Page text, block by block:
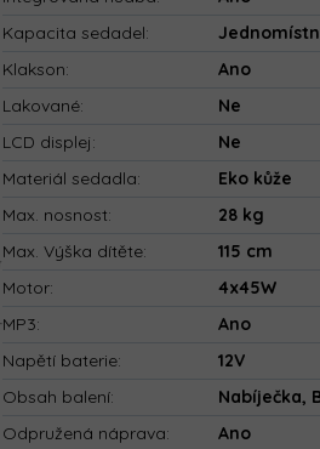
Kapacita sedadel:
Klakson:
Ano
Lakované:
Ne
LCD displej:
Ne
Materiál sedadla:
Eko kůže
Max. nosnost:
28 kg
Max. Výška dítěte:
115 cm
Motor:
4x45W
MP3:
Ano
Napětí baterie:
12V
Obsah balení:
Nabíječka,
Odpružená náprava:
Ano